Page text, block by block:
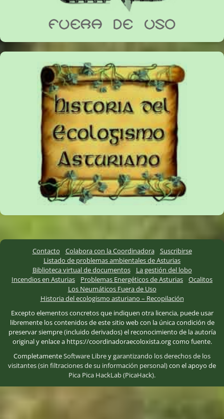
Contacto Colabora con la Coordinadora
Suscribirse
Listado de problemas ambientales de Asturias
Biblioteca virtual de documentos
La gestión del lobo
Incendios en Asturias
Problemas Energéticos de Asturias
Ocalitos
Los Neumáticos Fuera de Uso
Historia del ecologismo asturiano – Recopilación
Excepto elementos concretos que indiquen otra licencia, puede usar
libremente los contenidos de este sitio web con la única condición de
preservar siempre (incluido derivados) el reconocimiento de la autoría
original y enlace a https://coordinadoraecoloxista.org como fuente.
CompletamenteSoftware Libreygarantizando los derechos de los
visitantes (sin filtraciones de su información personal)con el apoyo de
Pica Pica HackLab (PicaHack).